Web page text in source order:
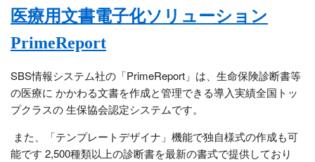
医療用文書電子化ソリューション
PrimeReport
SBS情報システム社の「PrimeReport」は、生命保険診断書等
の医療に かかわる文書を作成と管理できる導入実績全国トッ
プクラスの 生保協会認定システムです。
また、「テンプレートデザイナ」機能で独自様式の作成も可
能です 2,500種類以上の診断書を最新の書式で提供しており